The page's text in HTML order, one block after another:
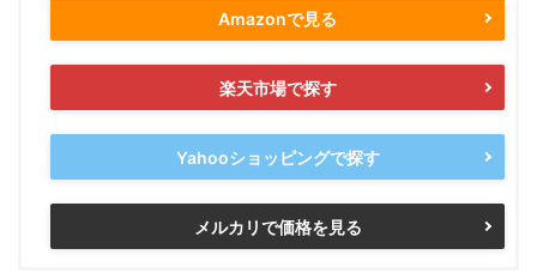
Amazonで見る
楽天市場で探す
Yahooショッピングで探す
メルカリで価格を見る